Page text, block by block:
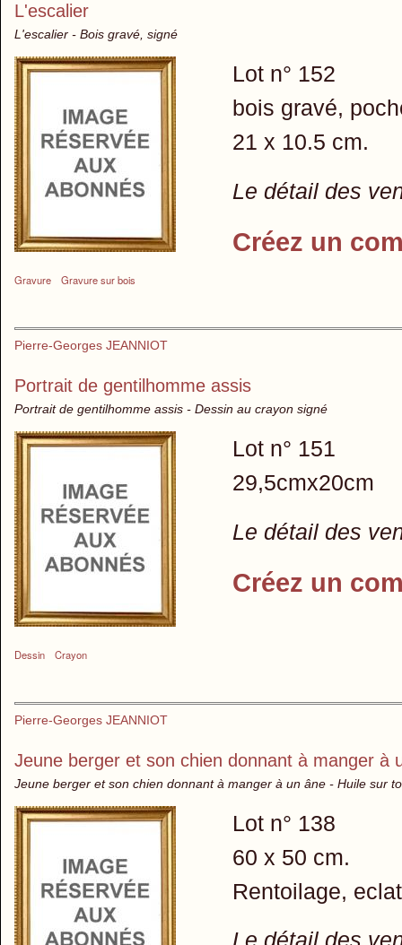
L'escalier
L'escalier - Bois gravé, signé
Gravure Gravure sur bois
Lot n° 152
bois gravé,
21 x 10.5 cm.
Le détail des
Créez un
Pierre-Georges JEANNIOT
Portrait de gentilhomme assis
Portrait de gentilhomme assis - Dessin au crayon signé
Dessin Crayon
Lot n° 151
29,5cmx20cm
Le détail des
Créez un
Pierre-Georges JEANNIOT
Jeune berger et son chien donnant à manger à
Jeune berger et son chien donnant à manger à un âne - Huile sur
Lot n° 138
60 x 50 cm.
Rentoilage,